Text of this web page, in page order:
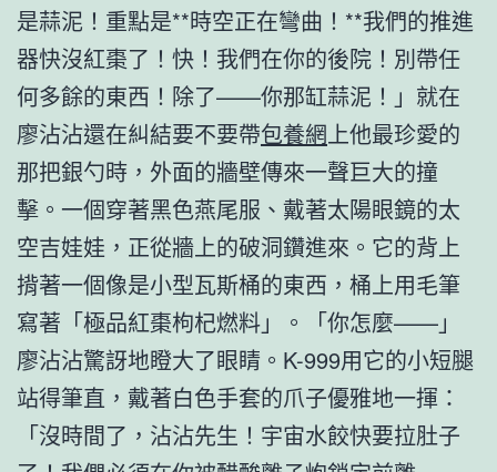
是蒜泥！重點是**時空正在彎曲！**我們的推進
器快沒紅棗了！快！我們在你的後院！別帶任
何多餘的東西！除了——你那缸蒜泥！」就在
廖沾沾還在糾結要不要帶包養網 上他最珍愛的
那把銀勺時，外面的牆壁傳來一聲巨大的撞
擊。一個穿著黑色燕尾服、戴著太陽眼鏡的太
空吉娃娃，正從牆上的破洞鑽進來。它的背上
揹著一個像是小型瓦斯桶的東西，桶上用毛筆
寫著「極品紅棗枸杞燃料」。「你怎麼——」
廖沾沾驚訝地瞪大了眼睛。K-999用它的小短腿
站得筆直，戴著白色手套的爪子優雅地一揮：
「沒時間了，沾沾先生！宇宙水餃快要拉肚子